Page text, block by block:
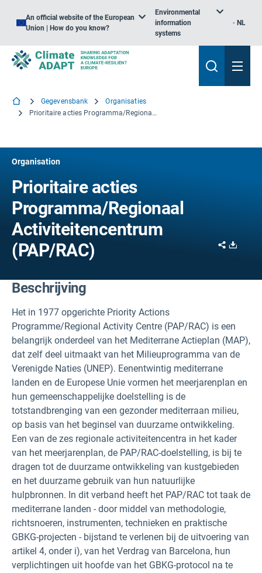
An official website of the European
Union | How do you know?
Environmental
information
systems
NL
Gegevensbank
Organisaties
Prioritaire acties Programma/Regionaal Activiteitencentrum (PAP/RAC)
Organisation
Prioritaire acties
Programma/Regionaal
Activiteitencentrum
(PAP/RAC)
Share
Beschrijving
Het in 1977 opgerichte Priority Actions
Programme/Regional Activity Centre (PAP/RAC) is een
belangrijk onderdeel van het Mediterrane Actieplan (MAP),
dat zelf deel uitmaakt van het Milieuprogramma van de
Verenigde Naties (UNEP). Eenentwintig mediterrane
landen en de Europese Unie vormen het meerjarenplan en
hun gemeenschappelijke doelstelling is de
totstandbrenging van een gezonder mediterraan milieu,
op basis van het beginsel van duurzame ontwikkeling.
Een van de zes regionale activiteitencentra in het kader
van het meerjarenplan, de PAP/RAC-doelstelling, is bij te
dragen tot de duurzame ontwikkeling van kustgebieden
en het duurzame gebruik van hun natuurlijke
hulpbronnen. In dit verband heeft het PAP/RAC tot taak de
mediterrane landen - door middel van methodologie,
richtsnoeren, instrumenten, technieken en praktische
GBKG-projecten - bijstand te verlenen bij de uitvoering van
artikel 4, onder i), van het Verdrag van Barcelona, hun
verplichtingen uit hoofde van het GBKG-protocol na te